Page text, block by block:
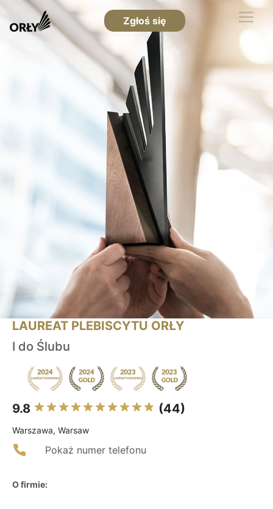
Zgłoś się
LAUREAT PLEBISCYTU ORŁY
I do Ślubu
9.8 (44)
Warszawa, Warsaw
Pokaż numer telefonu
O firmie: